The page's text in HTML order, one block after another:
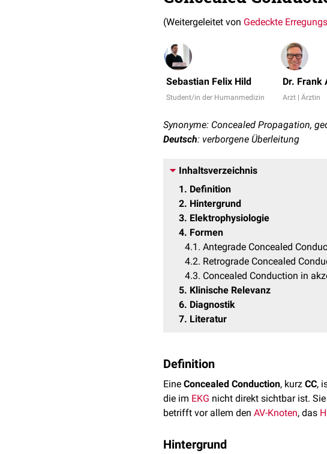
(Weitergeleitet von Gedeckte
Sebastian Felix Hild
Student/in der Humanmedizin
Dr. Frank
Arzt | Ärztin
Synonyme: Concealed Propagation,
Deutsch: verborgene Überleitung
Inhaltsverzeichnis
1
Definition
2 Hintergrund
3 Elektrophysiologie
4 Formen
4.1 Antegrade Concealed
4.2 Retrograde Concealed
4.3 Concealed Conduction in
5 Klinische Relevanz
6 Diagnostik
7 Literatur
Definition
Eine Concealed Conduction, kurz CC,
die im EKG nicht direkt sichtbar ist.
betrifft vor allem den AV-Knoten, das
Hintergrund